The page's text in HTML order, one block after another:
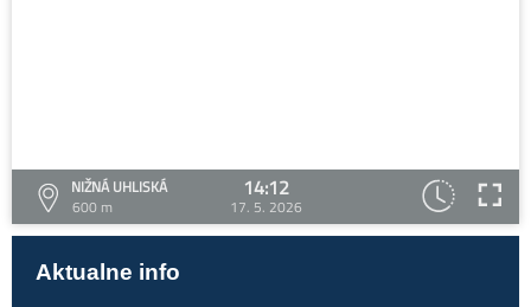
NIŽNÁ UHLISKÁ
600 m
14:12
17. 5. 2026
Aktualne info